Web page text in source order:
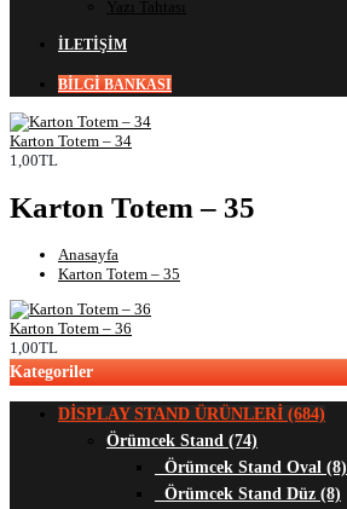
Yazı Tahtası
İLETIŞIM
BİLGİ BANKASI
Karton Totem – 34
1,00TL
Karton Totem – 35
Anasayfa
Karton Totem – 35
Karton Totem – 36
1,00TL
Kategoriler
DİSPLAY STAND ÜRÜNLERİ (684)
Örümcek Stand (74)
Örümcek Stand Oval (8)
Örümcek Stand Düz (8)